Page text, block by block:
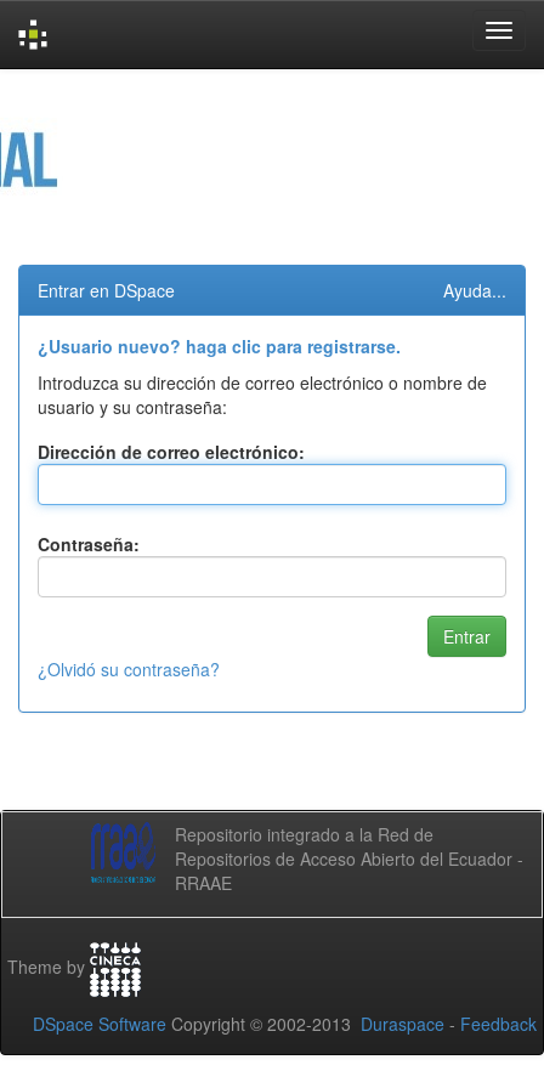
Entrar en DSpace Ayuda...
¿Usuario nuevo? haga clic para registrarse.
Introduzca su dirección de correo electrónico o nombre de
usuario y su contraseña:
Dirección de correo electrónico:
Contraseña:
¿Olvidó su contraseña?
Repositorio integrado a la Red de
Repositorios de Acceso Abierto del Ecuador -
RRAAE
Theme by
DSpace Software Copyright © 2002-2013 Duraspace - Feedback